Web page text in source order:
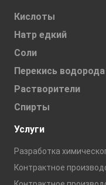
Кислоты
Натр едкий
Соли
Перекись водорода
Растворители
Спирты
Услуги
Разработка
Контрактное